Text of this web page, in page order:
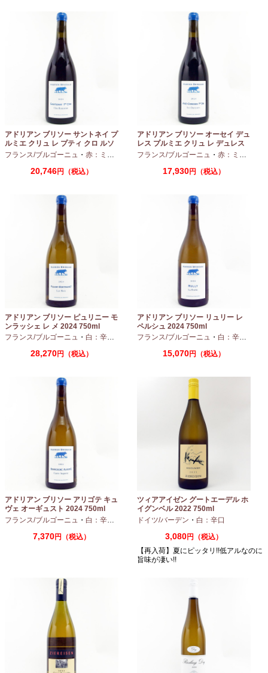
アドリアン ブリソー サントネイ プ
ルミエ クリュ レ プティ クロ ルソ
ー 2024 750ml
フランス/ブルゴーニュ ・ 赤：ミディアムボディ ・ピノノワール
20,746円（税込）
アドリアン ブリソー オーセイ デュ
レス プルミエ クリュ レ デュレス
2024 750ml
フランス/ブルゴーニュ ・ 赤：ミディアムボディ
17,930円（税込）
アドリアン ブリソー ピュリニー モ
ンラッシェ レ メ 2024 750ml
フランス/ブルゴーニュ ・ 白：辛口 シャルドネ
28,270円（税込）
アドリアン ブリソー リュリー レ
ペルシュ 2024 750ml
フランス/ブルゴーニュ ・ 白：辛口
15,070円（税込）
アドリアン ブリソー アリゴテ キュ
ヴェ オーギュスト 2024 750ml
フランス/ブルゴーニュ ・ 白：辛口 アリゴテ
7,370円（税込）
ツィアアイゼン グートエーデル ホ
イグンベル 2022 750ml
ドイツ/バーデン ・ 白：辛口
3,080円（税込）
【再入荷】夏にピッタリ!!低アルなのに
旨味が凄い!!